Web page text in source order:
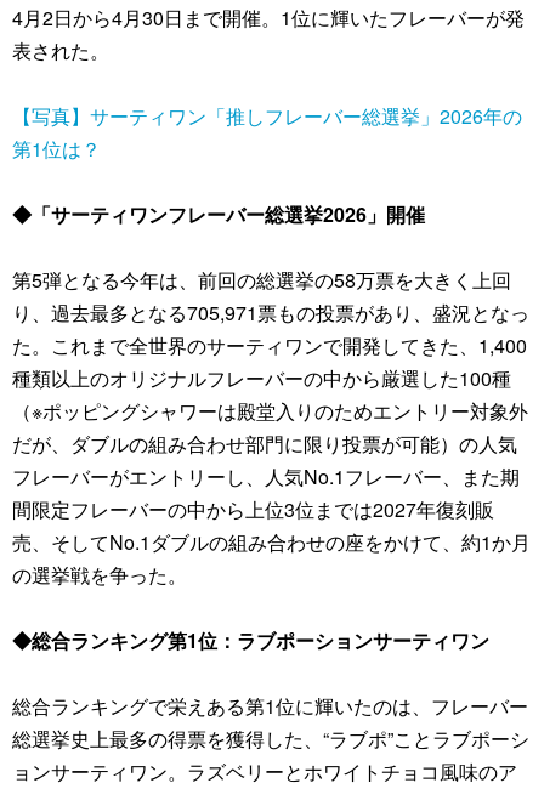
4月2日から4月30日まで開催。1位に輝いたフレーバーが発
表された。
【写真】サーティワン「推しフレーバー総選挙」2026年の
第1位は？
◆「サーティワンフレーバー総選挙2026」開催
第5弾となる今年は、前回の総選挙の58万票を大きく上回
り、過去最多となる705,971票もの投票があり、盛況となっ
た。これまで全世界のサーティワンで開発してきた、1,400
種類以上のオリジナルフレーバーの中から厳選した100種
（※ポッピングシャワーは殿堂入りのためエントリー対象外
だが、ダブルの組み合わせ部門に限り投票が可能）の人気
フレーバーがエントリーし、人気No.1フレーバー、また期
間限定フレーバーの中から上位3位までは2027年復刻販
売、そしてNo.1ダブルの組み合わせの座をかけて、約1か月
の選挙戦を争った。
◆総合ランキング第1位：ラブポーションサーティワン
総合ランキングで栄えある第1位に輝いたのは、フレーバー
総選挙史上最多の得票を獲得した、“ラブポ”ことラブポーシ
ョンサーティワン。ラズベリーとホワイトチョコ風味のア